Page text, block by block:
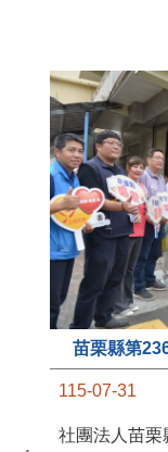
苗栗縣第
115-07-31
社團法人苗栗